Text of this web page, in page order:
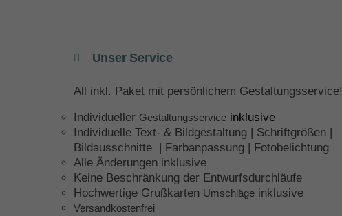
Unser Service
All inkl. Paket mit persönlichem Gestaltungsservice!
Individueller Gestaltungsservice inklusive
Individuelle Text- & Bildgestaltung | Schriftgrößen |
Bildausschnitte | Farbanpassung | Fotobelichtung
Alle Änderungen inklusive
Keine Beschränkung der Entwurfsdurchläufe
Hochwertige Grußkarten Umschläge inklusive
Versandkostenfrei